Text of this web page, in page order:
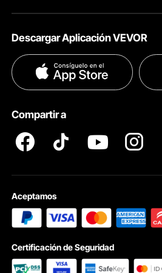
Ayuda & FAQs
Términos & Condiciones
Políticas de Privacidad
Descargar Aplicación VEVOR
Compartir a
Aceptamos
Certificación de Seguridad